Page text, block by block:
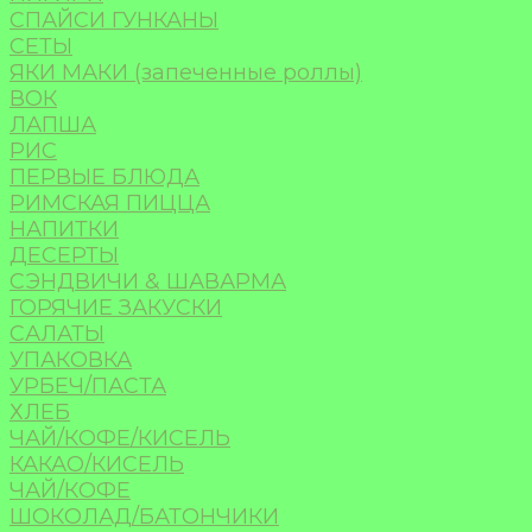
СПАЙСИ ГУНКАНЫ
СЕТЫ
ЯКИ МАКИ (запеченные роллы)
ВОК
ЛАПША
РИС
ПЕРВЫЕ БЛЮДА
РИМСКАЯ ПИЦЦА
НАПИТКИ
ДЕСЕРТЫ
СЭНДВИЧИ & ШАВАРМА
ГОРЯЧИЕ ЗАКУСКИ
САЛАТЫ
УПАКОВКА
УРБЕЧ/ПАСТА
ХЛЕБ
ЧАЙ/КОФЕ/КИСЕЛЬ
КАКАО/КИСЕЛЬ
ЧАЙ/КОФЕ
ШОКОЛАД/БАТОНЧИКИ